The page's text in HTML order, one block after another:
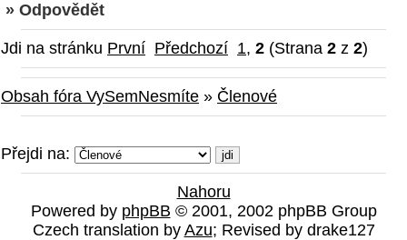
» Odpovědět
Jdi na stránku První Předchozí 1, 2 (Strana 2 z 2)
Obsah fóra VySemNesmíte » Členové
Přejdi na:
Nahoru
Powered by phpBB © 2001, 2002 phpBB Group
Czech translation by Azu; Revised by drake127